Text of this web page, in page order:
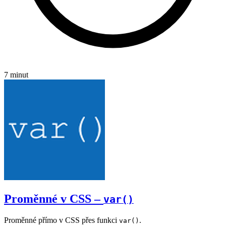
7 minut
Proměnné v CSS – var()
Proměnné přímo v CSS přes funkci var() .